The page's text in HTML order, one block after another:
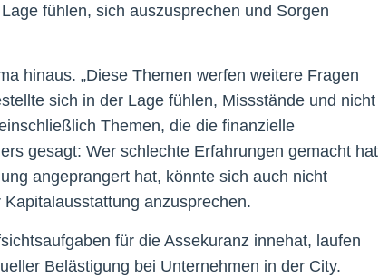
fühlen, sich auszusprechen und Sorgen
hinaus. „Diese Themen werfen weitere Fragen
sich in der Lage fühlen, Missstände und nicht
Themen, die die finanzielle
gesagt: Wer schlechte Erfahrungen gemacht hat
angeprangert hat, könnte sich auch nicht
anzusprechen.
für die Assekuranz innehat, laufen
Belästigung bei Unternehmen in der City.